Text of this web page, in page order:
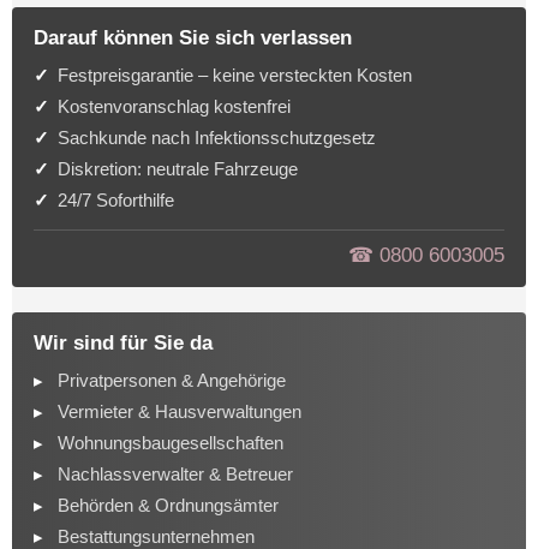
Darauf können Sie sich verlassen
Festpreisgarantie – keine versteckten Kosten
Kostenvoranschlag kostenfrei
Sachkunde nach Infektionsschutzgesetz
Diskretion: neutrale Fahrzeuge
24/7 Soforthilfe
☎︎ 0800 6003005
Wir sind für Sie da
Privatpersonen & Angehörige
Vermieter & Hausverwaltungen
Wohnungsbaugesellschaften
Nachlassverwalter & Betreuer
Behörden & Ordnungsämter
Bestattungsunternehmen